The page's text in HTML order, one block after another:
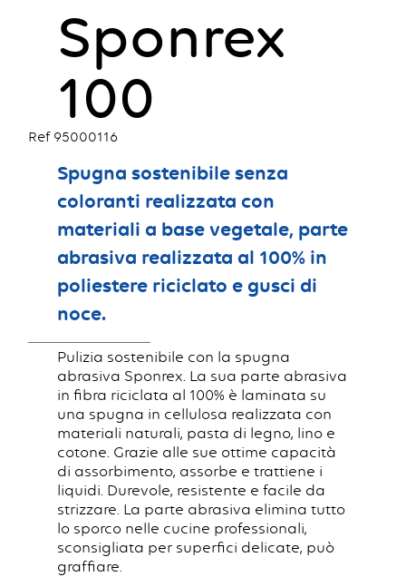
Sponrex
100
Ref 95000116
Spugna sostenibile senza
coloranti realizzata con
materiali a base vegetale, parte
abrasiva realizzata al 100% in
poliestere riciclato e gusci di
noce.
Pulizia sostenibile con la spugna
abrasiva Sponrex. La sua parte abrasiva
in fibra riciclata al 100% è laminata su
una spugna in cellulosa realizzata con
materiali naturali, pasta di legno, lino e
cotone. Grazie alle sue ottime capacità
di assorbimento, assorbe e trattiene i
liquidi. Durevole, resistente e facile da
strizzare. La parte abrasiva elimina tutto
lo sporco nelle cucine professionali,
sconsigliata per superfici delicate, può
graffiare.